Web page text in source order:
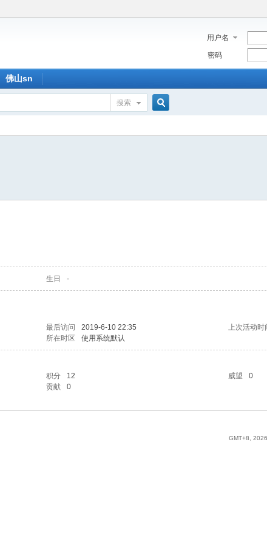
用户名
密码
佛山sn
搜索
生日 -
最后访问 2019-6-10 22:35 上次活动时
所在时区 使用系统默认
积分 12 威望
0
贡献 0
GMT+8,